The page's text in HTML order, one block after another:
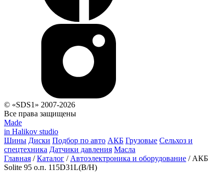
© «SDS1» 2007-2026
Все права защищены
Made
in Halikov studio
Шины Диски Подбор по авто АКБ Грузовые Сельхоз и
спецтехника Датчики давления Масла
Главная / Каталог / Автоэлектроника и оборудование / АКБ
Solite 95 о.п. 115D31L(В/Н)